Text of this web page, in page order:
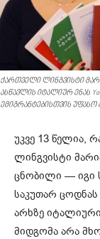
ქართველი ლინგვისტი
ასწავლის იტალიურ ენას
ემიგრანტებისთვის უფასო
უკვე 13 წელია,
ლინგვისტი
ცნობილი — იგი
საკუთარ
არხზე იტალიური
მიდგომა არა